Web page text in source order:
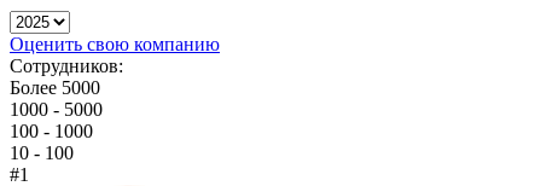
Оценить свою компанию
Сотрудников:
Более 5000
1000 - 5000
100 - 1000
10 - 100
#1